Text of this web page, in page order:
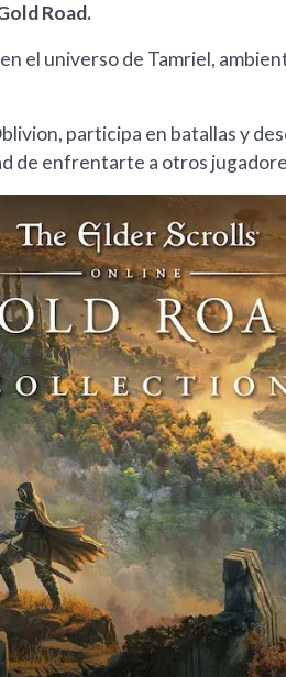
Road.
el universo de Tamriel,
participa en batallas y
de enfrentarte a otros